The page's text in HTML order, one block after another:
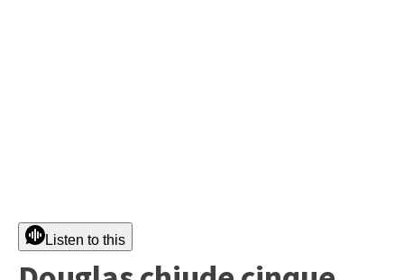
Listen to this